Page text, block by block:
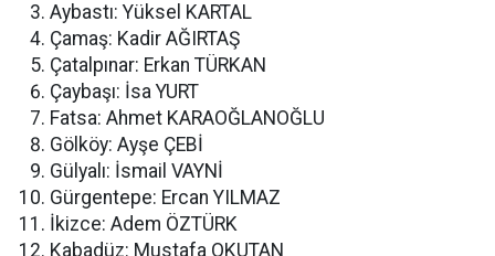
Aybastı: Yüksel KARTAL
Çamaş: Kadir AĞIRTAŞ
Çatalpınar: Erkan TÜRKAN
Çaybaşı: İsa YURT
Fatsa: Ahmet KARAOĞLANOĞLU
Gölköy: Ayşe ÇEBİ
Gülyalı: İsmail VAYNİ
Gürgentepe: Ercan YILMAZ
İkizce: Adem ÖZTÜRK
Kabadüz: Mustafa OKUTAN